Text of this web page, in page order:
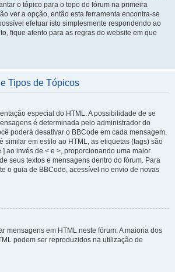
o tópico para o topo do fórum na primeira
ver a opção, então esta ferramenta encontra-se
efetuar isto simplesmente respondendo ao
fique atento para as regras do website em que
Tipos de Tópicos
especial do HTML. A possibilidade de se
é determinada pelo administrador do
poderá desativar o BBCode em cada mensagem.
similar em estilo ao HTML, as etiquetas (tags) são
ao invés de < e >, proporcionando uma maior
seus textos e mensagens dentro do fórum. Para
o guia de BBCode, acessível no envio de novas
mensagens em HTML neste fórum. A maioria dos
podem ser reproduzidos na utilização de